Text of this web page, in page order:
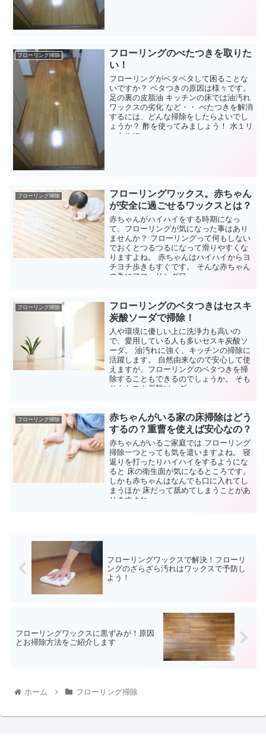
フローリング掃除
フローリングのべたつきを取りた
い！
フローリングがベタベタして困ることな
いですか？ ベタつきの原因は様々です。
足の裏の皮脂油 キッチンの床では油汚れ
ワックスの劣化 など・・ べたつきを解消
するには、どんな掃除をしたらよいでし
ょうか？ 酢を使ってみましょう！ 水１リ
ットルに...
フローリング掃除
フローリングワックス。赤ちゃん
が安全に過ごせるワックスとは？
赤ちゃんがハイハイをする時期になっ
て、フローリングが気になった事はあり
ませんか？ フローリングって何もしない
でおくとつるつるになって滑りやすくな
りますよね。 赤ちゃんはハイハイからヨ
チヨチ歩きもすぐです。 そんな赤ちゃん
の為にフローリングワ...
フローリング掃除
フローリングのベタつきはセスキ
炭酸ソーダで掃除！
人や環境に優しい上に洗浄力も高いの
で、愛用している人も多いセスキ炭酸ソ
ーダ。 油汚れに強く、キッチンの掃除に
活躍します。 自然由来なので安心して使
えますが、フローリングのベタつきを掃
除することもできるのでしょうか。 そも
そもセスキ炭酸ソーダ...
フローリング掃除
赤ちゃんがいる家の床掃除はどう
するの？重曹を使えば安心なの？
赤ちゃんがいるご家庭では フローリング
掃除一つとっても気を遣いますよね。 寝
返りを打ったりハイハイをするようにな
ると 床の衛生面が気になるところです。
しかも赤ちゃんはなんでも口に入れてし
まうほか 床だって舐めてしまうことがあ
りますよね。 ...
フローリングワックスで解決！フローリ
ングのざらざら汚れはワックスで予防し
よう！
フローリングワックスに黒ずみが！原因
とお掃除方法をご紹介します
ホーム フローリング掃除